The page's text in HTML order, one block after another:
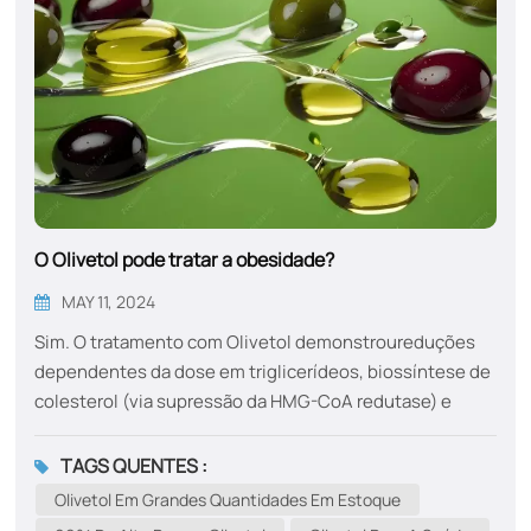
O Olivetol pode tratar a obesidade?
MAY 11, 2024
Sim. O tratamento com Olivetol demonstroureduções
dependentes da dose em triglicerídeos, biossíntese de
colesterol (via supressão da HMG-CoA redutase) e
eficazmente a esteato-hepatite induzida pela
obesidade. Isso foi corroborado pela normalização dos
níveis de enzimas hepáticas (ALT/AST), indicando
TAGS QUENTES :
Olivetol Em Grandes Quantidades Em Estoque